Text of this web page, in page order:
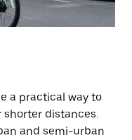
a practical way to
shorter distances.
and semi-urban